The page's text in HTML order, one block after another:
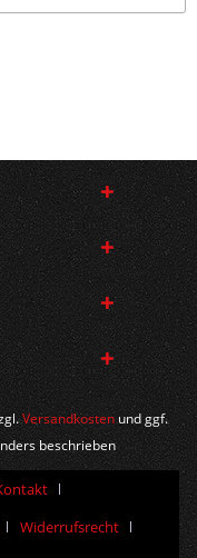
Versandkosten und ggf.
beschrieben
Widerrufsrecht